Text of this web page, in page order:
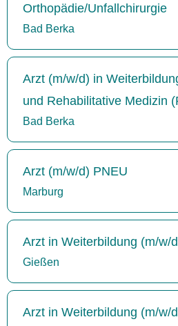
Orthopädie/Unfallchirurgie
Bad Berka
Arzt (m/w/d) in
und Rehabilitative Medizin
Bad Berka
Arzt (m/w/d) PNEU
Marburg
Arzt in Weiterbildung (m/w/
Gießen
Arzt in Weiterbildung (m/w/